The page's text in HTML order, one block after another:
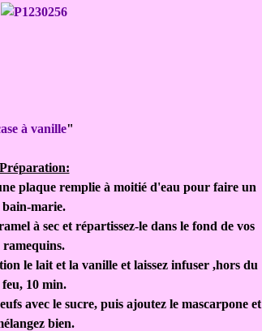
à vanille"
Préparation:
plaque remplie à moitié d'eau pour faire un
bain-marie.
à sec et répartissez-le dans le fond de vos
ramequins.
le lait et la vanille et laissez infuser ,hors du
feu, 10 min.
avec le sucre, puis ajoutez le mascarpone et
bien.